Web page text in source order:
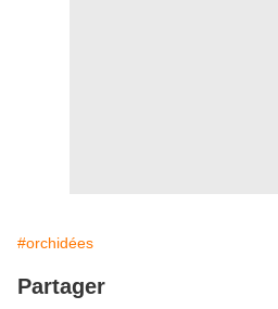
#orchidées
Partager